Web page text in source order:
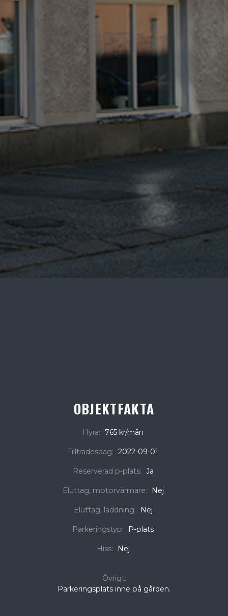
OBJEKTFAKTA
Hyra: 765 kr/mån
Tillträdesdag: 2022-09-01
Reserverad p-plats: Ja
Eluttag, motorvärmare: Nej
Eluttag, laddning: Nej
Parkeringstyp: P-plats
Hiss: Nej
Övrigt:
Parkeringsplats inne på gården.